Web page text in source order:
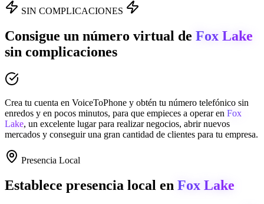
SIN COMPLICACIONES
Consigue un número virtual de Fox Lake
sin complicaciones
Crea tu cuenta en VoiceToPhone y obtén tu número telefónico sin
enredos y en pocos minutos, para que empieces a operar en Fox
Lake, un excelente lugar para realizar negocios, abrir nuevos
mercados y conseguir una gran cantidad de clientes para tu empresa.
Presencia Local
Establece presencia local en Fox Lake